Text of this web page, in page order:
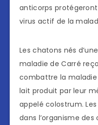
anticorps
virus actif de la
Les chatons nés
maladie de Carré
combattre la maladie
lait produit par leur
appelé colostrum.
dans l’organisme